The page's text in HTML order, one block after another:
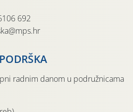
692
radnim danom u podružnicama